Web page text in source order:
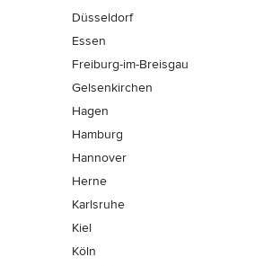
Düsseldorf
Essen
Freiburg-im-Breisgau
Gelsenkirchen
Hagen
Hamburg
Hannover
Herne
Karlsruhe
Kiel
Köln